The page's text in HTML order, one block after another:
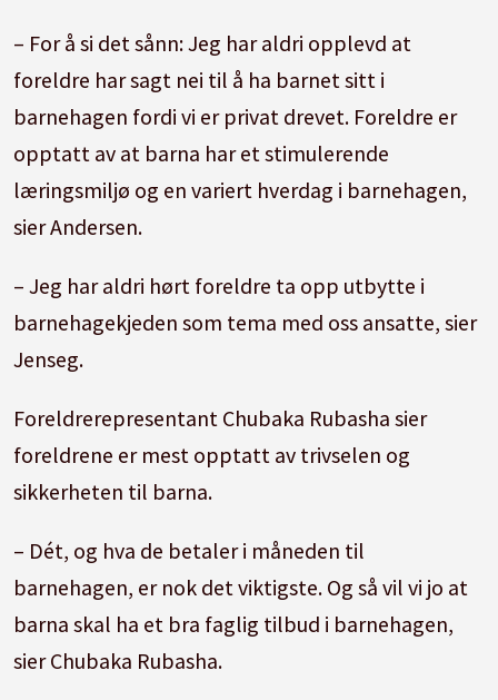
– For å si det sånn: Jeg har aldri opplevd at
foreldre har sagt nei til å ha barnet sitt i
barnehagen fordi vi er privat drevet. Foreldre er
opptatt av at barna har et stimulerende
læringsmiljø og en variert hverdag i barnehagen,
sier Andersen.
– Jeg har aldri hørt foreldre ta opp utbytte i
barnehagekjeden som tema med oss ansatte, sier
Jenseg.
Foreldrerepresentant Chubaka Rubasha sier
foreldrene er mest opptatt av trivselen og
sikkerheten til barna.
– Dét, og hva de betaler i måneden til
barnehagen, er nok det viktigste. Og så vil vi jo at
barna skal ha et bra faglig tilbud i barnehagen,
sier Chubaka Rubasha.